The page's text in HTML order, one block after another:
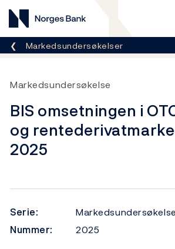
Norges Bank
Her er du nå:
Markedsundersøkelser
Markedsundersøkelse
BIS omsetningen i
og
2025
Serie:
Markedsundersøkelse
Nummer:
2025